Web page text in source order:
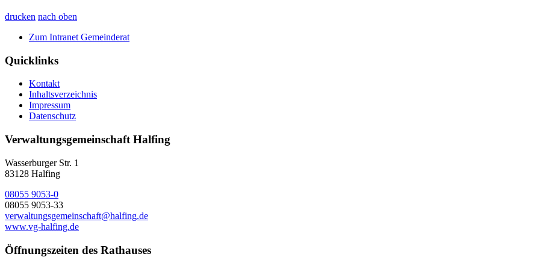
drucken nach oben
Zum Intranet Gemeinderat
Quicklinks
Kontakt
Inhaltsverzeichnis
Impressum
Datenschutz
Verwaltungsgemeinschaft Halfing
Wasserburger Str. 1
83128 Halfing
08055 9053-0
08055 9053-33
verwaltungsgemeinschaft@halfing.de
www.vg-halfing.de
Öffnungszeiten des Rathauses